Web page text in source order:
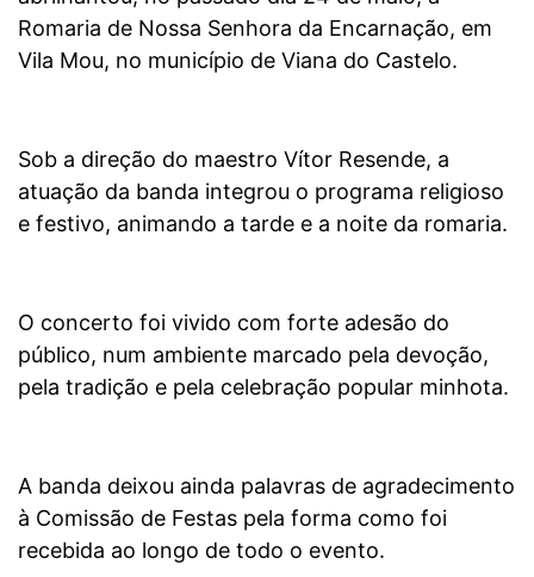
Romaria de Nossa Senhora da Encarnação, em
Vila Mou, no município de Viana do Castelo.
Sob a direção do maestro Vítor Resende, a
atuação da banda integrou o programa religioso
e festivo, animando a tarde e a noite da romaria.
O concerto foi vivido com forte adesão do
público, num ambiente marcado pela devoção,
pela tradição e pela celebração popular minhota.
A banda deixou ainda palavras de agradecimento
à Comissão de Festas pela forma como foi
recebida ao longo de todo o evento.